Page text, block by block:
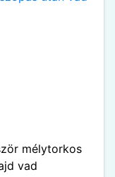
mélytorkos
vad